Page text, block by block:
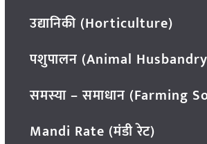
उद्यानिकी (Horticulture)
पशुपालन (Animal
समस्या – समाधान (Farming
Mandi Rate (मंडी रेट)